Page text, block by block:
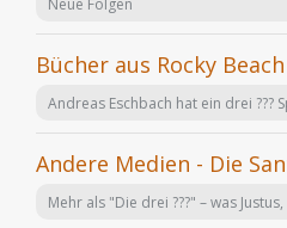
Bücher aus Rocky Beach
Andere Medien - Die